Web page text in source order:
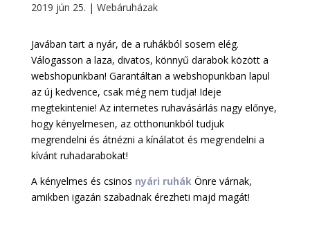
2019 jún 25. | Webáruházak
Javában tart a nyár, de a ruhákból sosem elég.
Válogasson a laza, divatos, könnyű darabok között a
webshopunkban! Garantáltan a webshopunkban lapul
az új kedvence, csak még nem tudja! Ideje
megtekintenie! Az internetes ruhavásárlás nagy előnye,
hogy kényelmesen, az otthonunkból tudjuk
megrendelni és átnézni a kínálatot és megrendelni a
kívánt ruhadarabokat!
A kényelmes és csinos nyári ruhák Önre várnak,
amikben igazán szabadnak érezheti majd magát!